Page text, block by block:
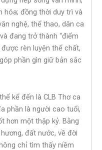
hóa; đồng thời duy trì và
nghệ, thể thao, dân ca
đang trở thành “điểm
rèn luyện thể chất,
phần gìn giữ bản sắc
kể đến là CLB Thơ ca
phần là người cao tuổi,
hơn một thập kỷ. Bằng
đất nước, về đời
chỉ tìm thấy niềm